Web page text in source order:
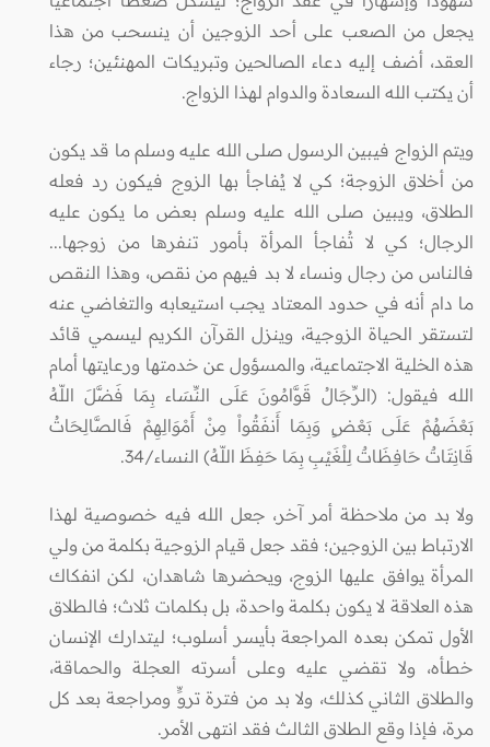
يجعل من الصعب على أحد الزوجين أن ينسحب من هذا
العقد، أضف إليه دعاء الصالحين وتبريكات المهنئين؛ رجاء
أن يكتب الله السعادة والدوام لهذا الزواج.
ويتم الزواج فيبين الرسول صلى الله عليه وسلم ما قد يكون
من أخلاق الزوجة؛ كي لا يُفاجأ بها الزوج فيكون رد فعله
الطلاق، ويبين صلى الله عليه وسلم بعض ما يكون عليه
الرجال؛ كي لا تُفاجأ المرأة بأمور تنفرها من زوجها...
فالناس من رجال ونساء لا بد فيهم من نقص، وهذا النقص
ما دام أنه في حدود المعتاد يجب استيعابه والتغاضي عنه
لتستقر الحياة الزوجية، وينزل القرآن الكريم ليسمي قائد
هذه الخلية الاجتماعية، والمسؤول عن خدمتها ورعايتها أمام
الله فيقول: (الرِّجَالُ قَوَّامُونَ عَلَى النِّسَاء بِمَا فَضَّلَ اللّهُ
بَعْضَهُمْ عَلَى بَعْضٍ وَبِمَا أَنفَقُواْ مِنْ أَمْوَالِهِمْ فَالصَّالِحَاتُ
قَانِتَاتٌ حَافِظَاتٌ لِلْغَيْبِ بِمَا حَفِظَ اللّهُ) النساء/34.
ولا بد من ملاحظة أمر آخر، جعل الله فيه خصوصية لهذا
الارتباط بين الزوجين؛ فقد جعل قيام الزوجية بكلمة من ولي
المرأة يوافق عليها الزوج، ويحضرها شاهدان، لكن انفكاك
هذه العلاقة لا يكون بكلمة واحدة، بل بكلمات ثلاث؛ فالطلاق
الأول تمكن بعده المراجعة بأيسر أسلوب؛ ليتدارك الإنسان
خطأه، ولا تقضي عليه وعلى أسرته العجلة والحماقة،
والطلاق الثاني كذلك، ولا بد من فترة تروٍّ ومراجعة بعد كل
مرة، فإذا وقع الطلاق الثالث فقد انتهى الأمر.